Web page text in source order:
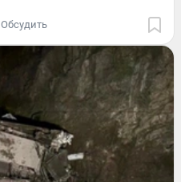
Обсудить